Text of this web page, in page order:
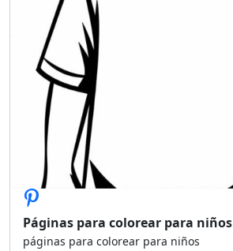
Páginas para colorear para niños
páginas para colorear para niños